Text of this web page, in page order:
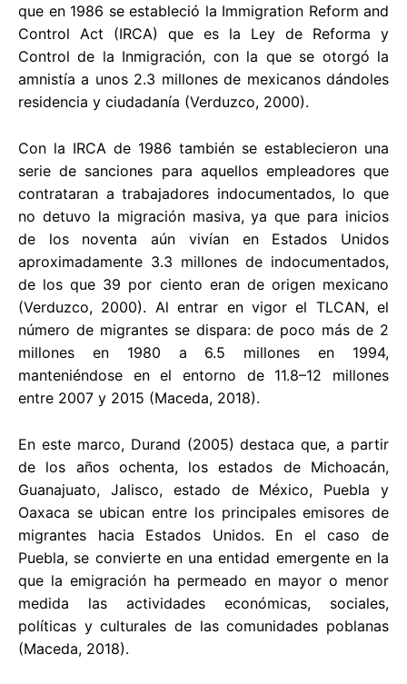
que en 1986 se estableció la Immigration Reform and
Control Act (IRCA) que es la Ley de Reforma y
Control de la Inmigración, con la que se otorgó la
amnistía a unos 2.3 millones de mexicanos dándoles
residencia y ciudadanía (Verduzco, 2000).
Con la IRCA de 1986 también se establecieron una
serie de sanciones para aquellos empleadores que
contrataran a trabajadores indocumentados, lo que
no detuvo la migración masiva, ya que para inicios
de los noventa aún vivían en Estados Unidos
aproximadamente 3.3 millones de indocumentados,
de los que 39 por ciento eran de origen mexicano
(Verduzco, 2000). Al entrar en vigor el TLCAN, el
número de migrantes se dispara: de poco más de 2
millones en 1980 a 6.5 millones en 1994,
manteniéndose en el entorno de 11.8–12 millones
entre 2007 y 2015 (Maceda, 2018).
En este marco, Durand (2005) destaca que, a partir
de los años ochenta, los estados de Michoacán,
Guanajuato, Jalisco, estado de México, Puebla y
Oaxaca se ubican entre los principales emisores de
migrantes hacia Estados Unidos. En el caso de
Puebla, se convierte en una entidad emergente en la
que la emigración ha permeado en mayor o menor
medida las actividades económicas, sociales,
políticas y culturales de las comunidades poblanas
(Maceda, 2018).